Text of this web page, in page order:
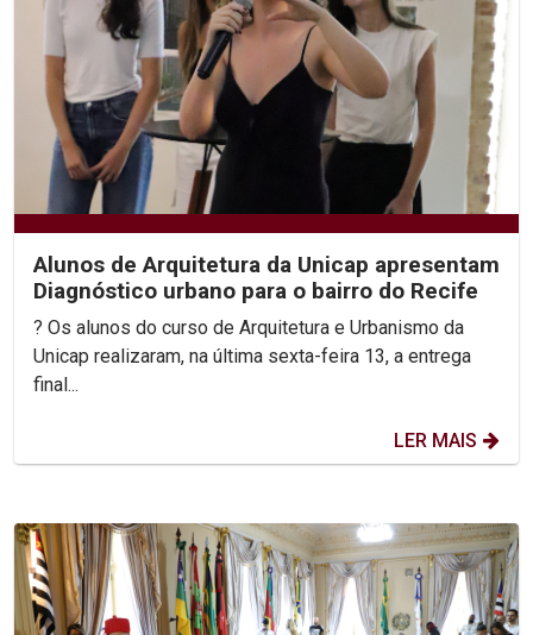
Alunos de Arquitetura da Unicap apresentam
Diagnóstico urbano para o bairro do Recife
? Os alunos do curso de Arquitetura e Urbanismo da
Unicap realizaram, na última sexta-feira 13, a entrega
final...
LER MAIS